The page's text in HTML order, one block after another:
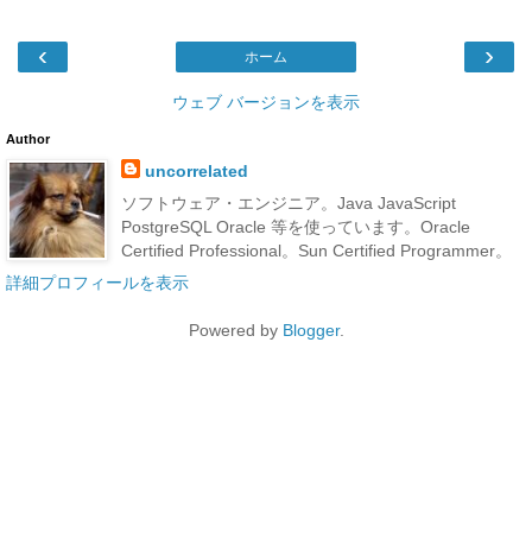
‹ ›
ホーム
ウェブ バージョンを表示
Author
uncorrelated
ソフトウェア・エンジニア。Java JavaScript
PostgreSQL Oracle 等を使っています。Oracle
Certified Professional。Sun Certified Programmer。
詳細プロフィールを表示
Powered by Blogger.